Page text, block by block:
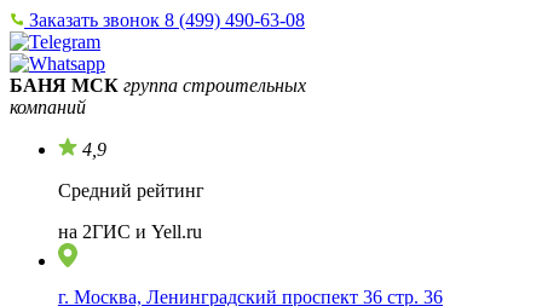
Заказать звонок 8 (499) 490-63-08
БАНЯ МСК группа строительных
компаний
4,9
Средний рейтинг
на 2ГИС и Yell.ru
г. Москва, Ленинградский проспект 36 стр. 36